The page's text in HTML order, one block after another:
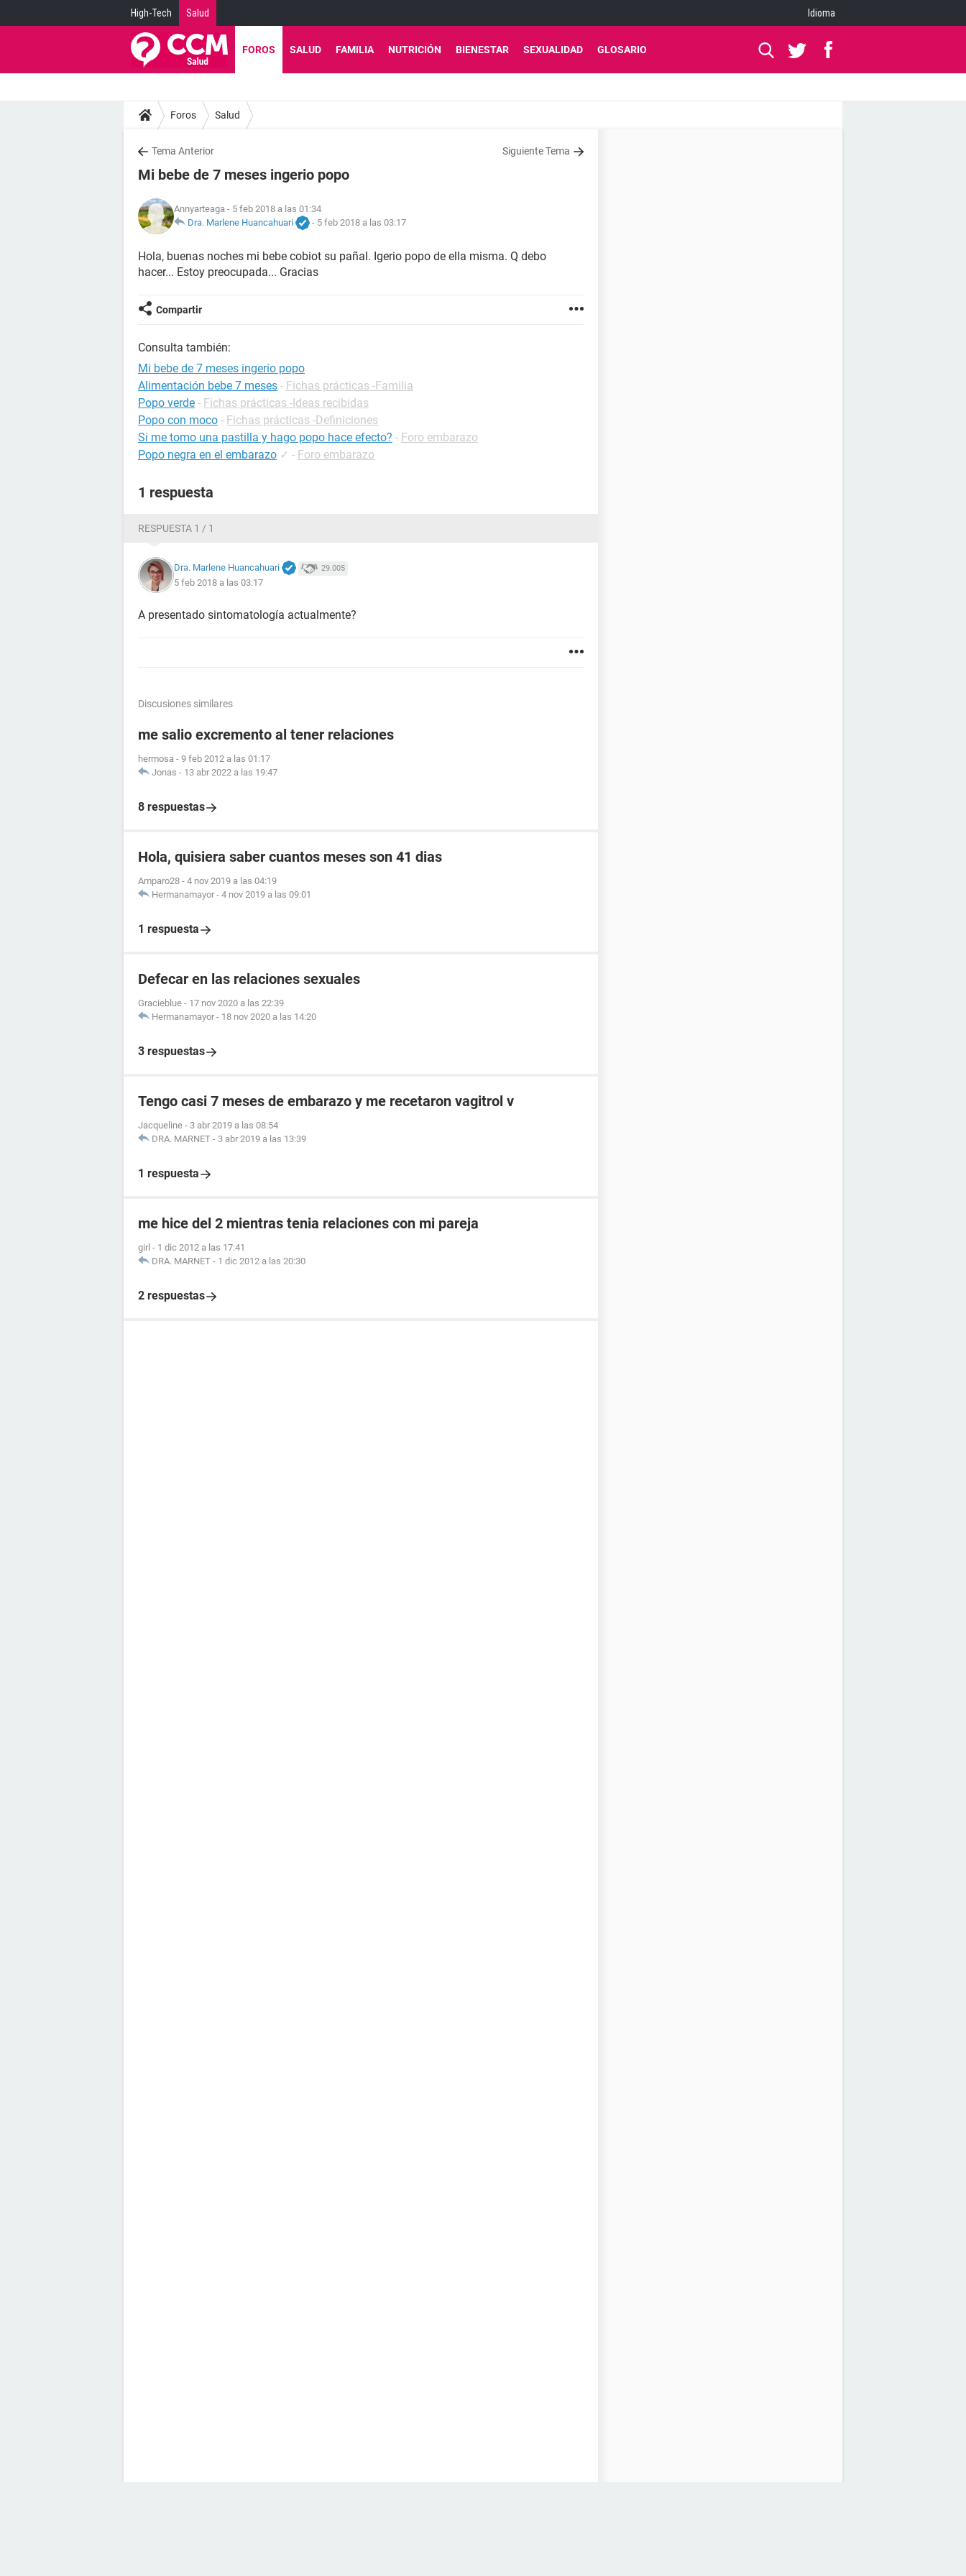
High-Tech Salud Idioma
FOROS SALUD FAMILIA NUTRICIÓN BIENESTAR SEXUALIDAD GLOSARIO
Foros Salud
Tema Anterior Siguiente Tema
Mi bebe de 7 meses ingerio popo
Annyarteaga - 5 feb 2018 a las 01:34
Dra. Marlene Huancahuari
- 5 feb 2018 a las 03:17
Hola, buenas noches mi bebe cobiot su pañal. Igerio popo de ella misma. Q debo
hacer... Estoy preocupada... Gracias
Compartir
Consulta también:
Mi bebe de 7 meses ingerio popo
Alimentación bebe 7 meses - Fichas prácticas -Familia
Popo verde - Fichas prácticas -Ideas recibidas
Popo con moco - Fichas prácticas -Definiciones
Si me tomo una pastilla y hago popo hace efecto? - Foro embarazo
Popo negra en el embarazo ✓ - Foro embarazo
1 respuesta
RESPUESTA 1 / 1
Dra. Marlene Huancahuari 29.005
5 feb 2018 a las 03:17
A presentado sintomatología actualmente?
Discusiones similares
me salio excremento al tener relaciones
hermosa - 9 feb 2012 a las 01:17
Jonas - 13 abr 2022 a las 19:47
8 respuestas
Hola, quisiera saber cuantos meses son 41 dias
Amparo28 - 4 nov 2019 a las 04:19
Hermanamayor - 4 nov 2019 a las 09:01
1 respuesta
Defecar en las relaciones sexuales
Gracieblue - 17 nov 2020 a las 22:39
Hermanamayor - 18 nov 2020 a las 14:20
3 respuestas
Tengo casi 7 meses de embarazo y me recetaron vagitrol v
Jacqueline - 3 abr 2019 a las 08:54
DRA. MARNET - 3 abr 2019 a las 13:39
1 respuesta
me hice del 2 mientras tenia relaciones con mi pareja
girl - 1 dic 2012 a las 17:41
DRA. MARNET - 1 dic 2012 a las 20:30
2 respuestas